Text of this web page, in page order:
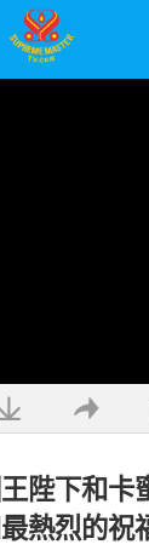
陛下和卡
熱烈的祝